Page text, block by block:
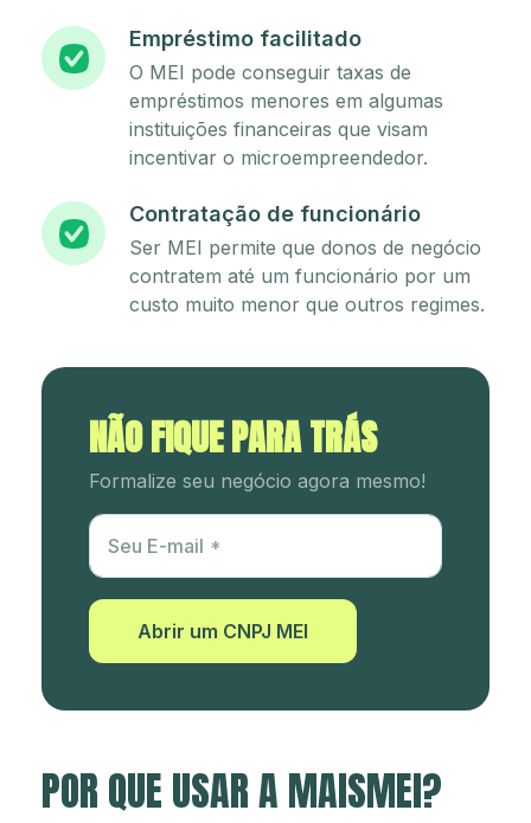
Empréstimo facilitado
O MEI pode conseguir taxas de
empréstimos menores em algumas
instituições financeiras que visam
incentivar o microempreendedor.
Contratação de funcionário
Ser MEI permite que donos de negócio
contratem até um funcionário por um
custo muito menor que outros regimes.
NÃO FIQUE PARA TRÁS
Formalize seu negócio agora mesmo!
Utm Content
Seu E-mail
Abrir um CNPJ MEI
POR QUE USAR A MAISMEI?